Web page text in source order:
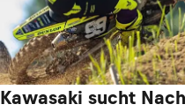
Kawasaki sucht